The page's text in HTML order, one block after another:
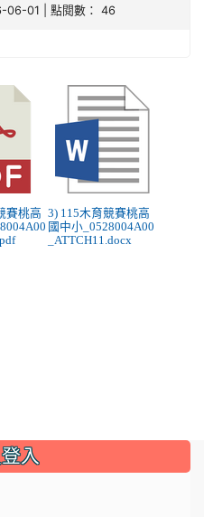
06-01 | 點閱數： 46
賽桃高
3) 115木育競賽桃高
國中小_0528004A00
_ATTCH11.docx
入